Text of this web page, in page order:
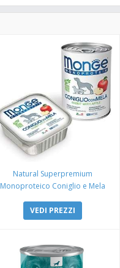
Natural Superpremium
Monoproteico Coniglio e Mela
VEDI PREZZI